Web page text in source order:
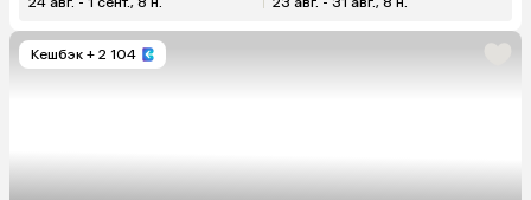
Кешбэк + 2 104